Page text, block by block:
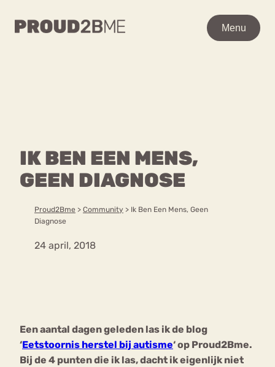
Menu
IK BEN EEN MENS,
GEEN DIAGNOSE
Proud2Bme > Community > Ik Ben Een Mens, Geen
Diagnose
24 april, 2018
Een aantal dagen geleden las ik de blog
‘Eetstoornis herstel bij autisme‘ op Proud2Bme.
Bij de 4 punten die ik las, dacht ik eigenlijk niet
Menu
Content
Over ons
Forum
WAAR BEN JE NAAR OP
Over proud2bme
Contact
Vacatures
Privacyverklaring
mia
Nerv
osa
Eetstoornis Anorexia Nervosa